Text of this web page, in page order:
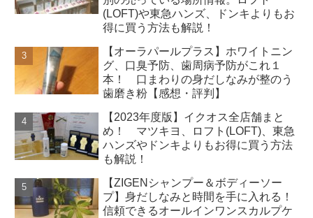
(LOFT)や東急ハンズ、ドンキよりもお
得に買う方法も解説！
【オーラパールプラス】ホワイトニン
グ、口臭予防、歯周病予防がこれ１
本！ 口まわりの身だしなみが整のう
歯磨き粉【感想・評判】
【2023年度版】イクオス全店舗まと
め！ マツキヨ、ロフト(LOFT)、東急
ハンズやドンキよりもお得に買う方法
も解説！
【ZIGENシャンプー＆ボディーソー
プ】身だしなみと時間を手に入れる！
信頼できるオールインワンスカルプケ